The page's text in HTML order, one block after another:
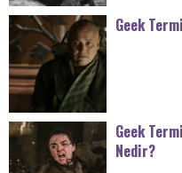
Geek
Geek
Nedir?